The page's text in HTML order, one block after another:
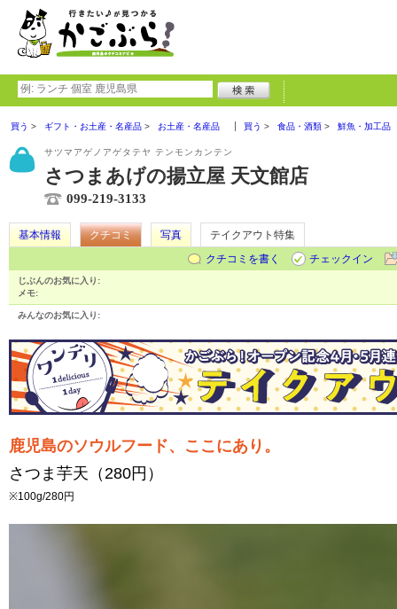
買う ギフト・お土産・名産品 お土産・名産品 買う 食品・酒類 鮮魚・加工品
サツマアゲノアゲタテヤ テンモンカンテン
さつまあげの揚立屋 天文館店
099-219-3133
基本情報 クチコミ 写真
テイクアウト特集
クチコミを書く
チェックイン
じぶんのお気に入り:
メモ:
みんなのお気に入り:
鹿児島のソウルフード、ここにあり。
さつま芋天（280円）
※100g/280円